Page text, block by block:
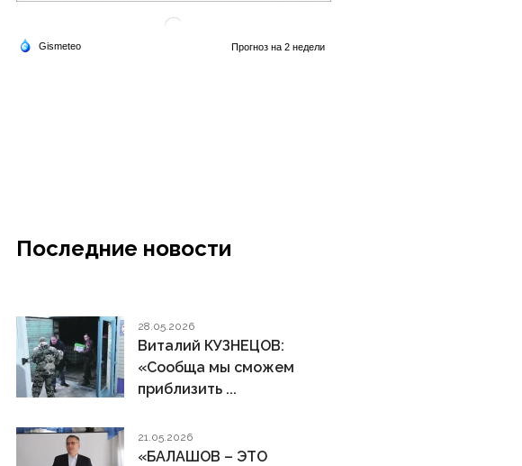
Последние новости
28.05.2026
Виталий КУЗНЕЦОВ:
«Сообща мы сможем
приблизить ...
21.05.2026
«БАЛАШОВ – ЭТО